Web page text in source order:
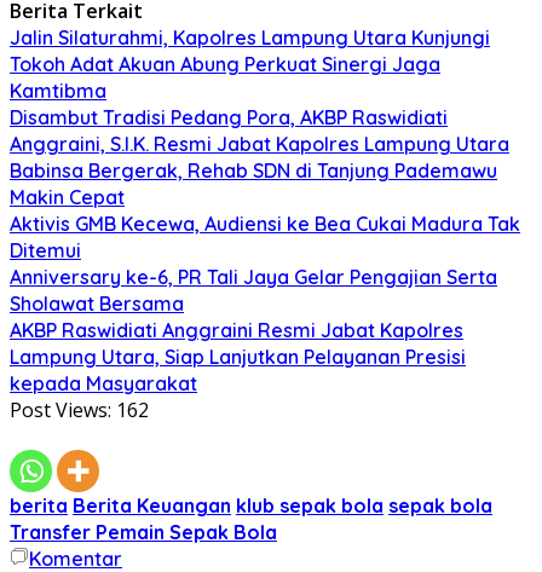
Berita Terkait
Jalin Silaturahmi, Kapolres Lampung Utara Kunjungi
Tokoh Adat Akuan Abung Perkuat Sinergi Jaga
Kamtibma
Disambut Tradisi Pedang Pora, AKBP Raswidiati
Anggraini, S.I.K. Resmi Jabat Kapolres Lampung Utara
Babinsa Bergerak, Rehab SDN di Tanjung Pademawu
Makin Cepat
Aktivis GMB Kecewa, Audiensi ke Bea Cukai Madura Tak
Ditemui
Anniversary ke-6, PR Tali Jaya Gelar Pengajian Serta
Sholawat Bersama
AKBP Raswidiati Anggraini Resmi Jabat Kapolres
Lampung Utara, Siap Lanjutkan Pelayanan Presisi
kepada Masyarakat
Post Views: 162
berita Berita Keuangan klub sepak bola sepak bola
Transfer Pemain Sepak Bola
Komentar